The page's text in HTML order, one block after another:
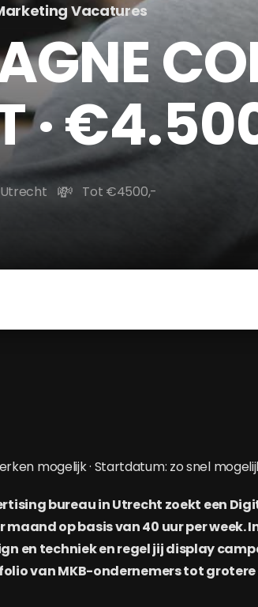
Vacatures
·
Utrecht 💸 Tot €4500,-
mogelijk · Startdatum: zo snel
bureau in Utrecht zoekt een
op basis van 40 uur per week.
en techniek en regel jij display
van MKB-ondernemers tot